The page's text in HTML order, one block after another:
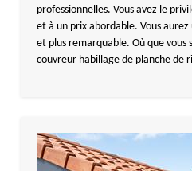
professionnelles. Vous avez le
et à un prix abordable. Vous
et plus remarquable. Où que
couvreur habillage de planche de